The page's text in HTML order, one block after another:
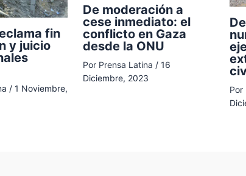
fin
y juicio
/ 1 Noviembre,
De moderación a
cese inmediato: el
conflicto en Gaza
desde la ONU
Por Prensa Latina / 16
Diciembre, 2023
Por